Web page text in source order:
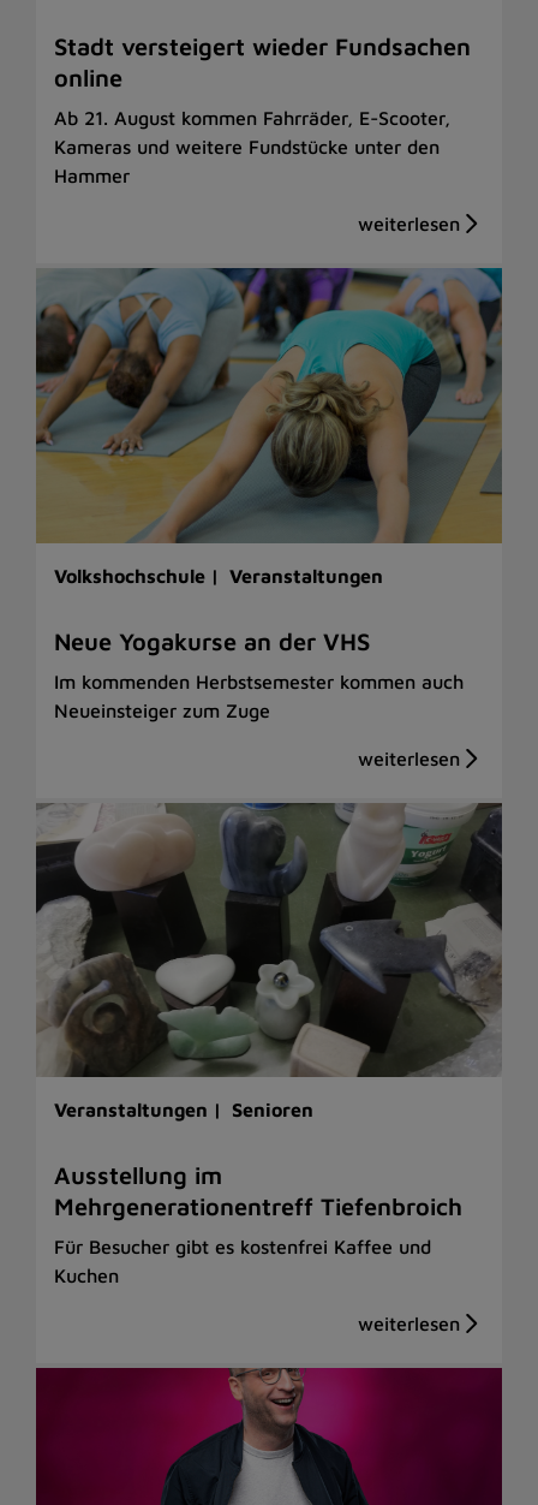
Stadt versteigert wieder Fundsachen
online
Ab 21. August kommen Fahrräder, E-Scooter,
Kameras und weitere Fundstücke unter den
Hammer
Volkshochschule | Veranstaltungen
Neue Yogakurse an der VHS
Im kommenden Herbstsemester kommen auch
Neueinsteiger zum Zuge
Veranstaltungen | Senioren
Ausstellung im
Mehrgenerationentreff Tiefenbroich
Für Besucher gibt es kostenfrei Kaffee und
Kuchen